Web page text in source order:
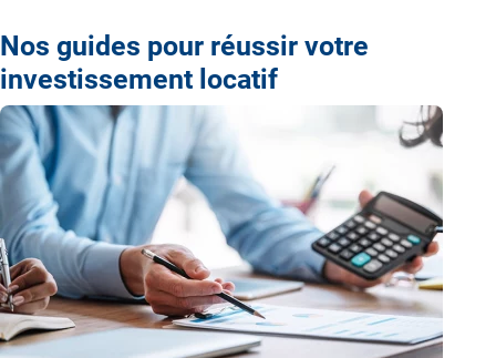
Nos guides pour réussir votre
investissement locatif